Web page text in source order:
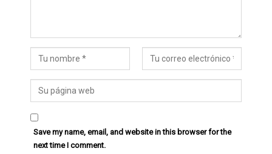
Save my name, email, and website in this browser for the
next time I comment.